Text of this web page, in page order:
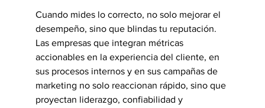
Cuando mides lo correcto, no solo mejorar el
desempeño, sino que blindas tu reputación.
Las empresas que integran métricas
accionables en la experiencia del cliente, en
sus procesos internos y en sus campañas de
marketing no solo reaccionan rápido, sino que
proyectan liderazgo, confiabilidad y